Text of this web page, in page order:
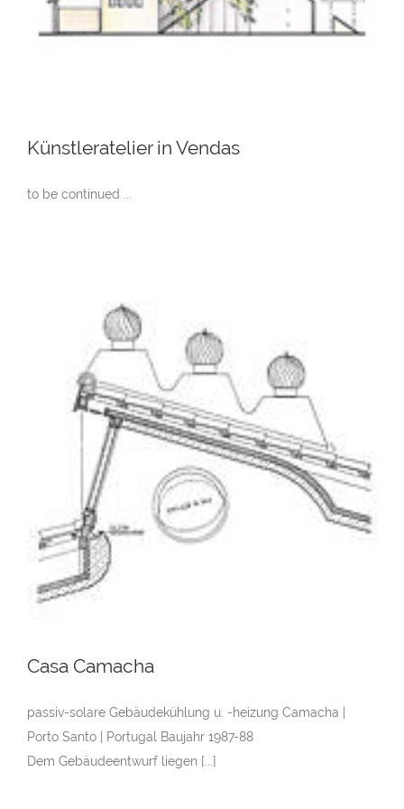
Künstleratelier in Vendas
to be continued ...
Casa Camacha
passiv-solare Gebäudekühlung u. -heizung Camacha |
Porto Santo | Portugal Baujahr 1987-88
Dem Gebäudeentwurf liegen [...]